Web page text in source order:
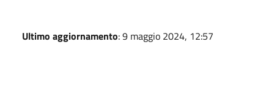
Ultimo aggiornamento: 9 maggio 2024, 12:57